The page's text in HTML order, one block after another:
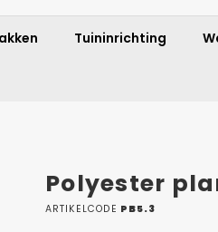
Tuininrichting
Polyester
ARTIKELCODE PB5.3